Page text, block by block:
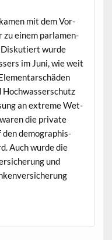
mit dem Vor­
zu einem par­la­men­
Disku­tiert wurde
im Juni, wie weit
Hochwasser­schutz
an extreme Wet­
die pri­vate
den demographis­
Auch wurde die
und